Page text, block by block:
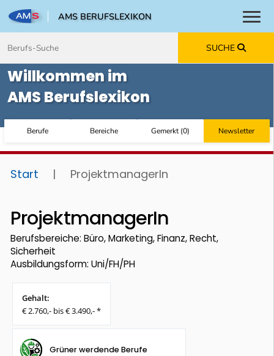
AMS BERUFSLEXIKON
SUCHE
Willkommen im
AMS Berufslexikon
Berufe Bereiche Gemerkt(0) Newsletter
Start | ProjektmanagerIn
ProjektmanagerIn
Berufsbereiche: Büro, Marketing, Finanz, Recht,
Sicherheit
Ausbildungsform: Uni/FH/PH
Gehalt:
€ 2.760,- bis € 3.490,- *
Grüner werdende Berufe